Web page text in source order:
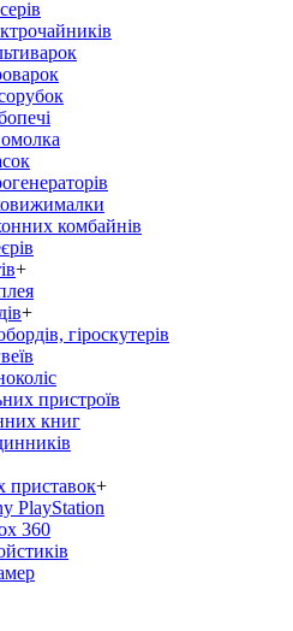
комбайнів
+
+
гіроскутерів
пристроїв
книг
приставок+
PlayStation
360